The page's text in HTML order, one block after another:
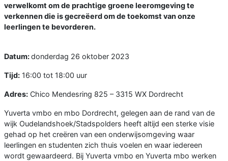
verwelkomt om de prachtige groene leeromgeving te
verkennen die is gecreëerd om de toekomst van onze
leerlingen te bevorderen.
Datum:donderdag 26 oktober 2023
Tijd: 16:00 tot 18:00 uur
Adres: Chico Mendesring 825 – 3315 WX Dordrecht
Yuverta vmbo en mbo Dordrecht, gelegen aan de rand van de
wijk Oudelandshoek/Stadspolders heeft altijd een sterke visie
gehad op het creëren van een onderwijsomgeving waar
leerlingen en studenten zich thuis voelen en waar iedereen
wordt gewaardeerd. Bij Yuverta vmbo en Yuverta mbo werken